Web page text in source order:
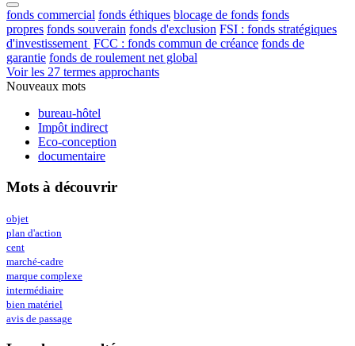
fonds commercial fonds éthiques blocage de fonds fonds
propres fonds souverain fonds d'exclusion FSI : fonds stratégiques
d'investissement FCC : fonds commun de créance fonds de
garantie fonds de roulement net global
Voir les 27 termes approchants
Nouveaux mots
bureau-hôtel
Impôt indirect
Eco-conception
documentaire
Mots à découvrir
objet
plan d'action
cent
marché-cadre
marque complexe
intermédiaire
bien matériel
avis de passage